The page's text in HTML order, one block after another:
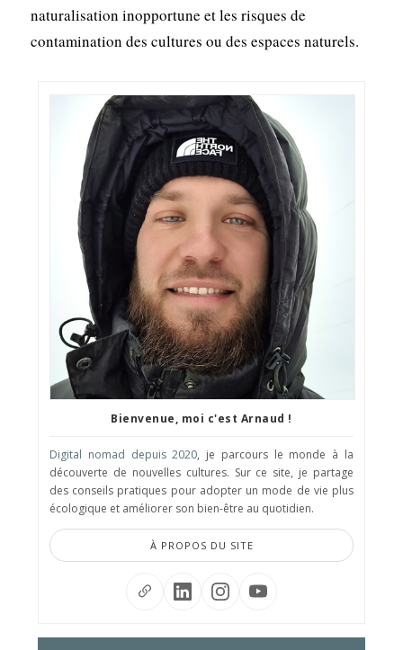
naturalisation inopportune et les risques de
contamination des cultures ou des espaces naturels.
Bienvenue, moi c'est Arnaud !
Digital nomad depuis 2020, je parcours le monde à la
découverte de nouvelles cultures. Sur ce site, je partage
des conseils pratiques pour adopter un mode de vie plus
écologique et améliorer son bien-être au quotidien.
À PROPOS DU SITE